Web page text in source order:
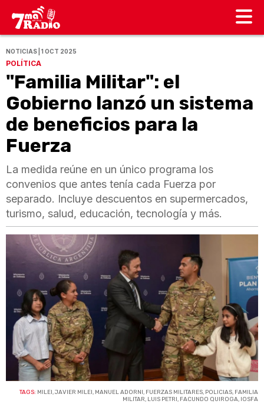
NOTICIAS | 1 OCT 2025
POLÍTICA
"Familia Militar": el
Gobierno lanzó un sistema
de beneficios para la
Fuerza
La medida reúne en un único programa los
convenios que antes tenía cada Fuerza por
separado. Incluye descuentos en supermercados,
turismo, salud, educación, tecnología y más.
TAGS: MILEI ,JAVIER MILEI , MANUEL ADORNI , FUERZAS MILITARES, POLICIAS, FAMILIA
MILITAR, LUIS PETRI , FACUNDO QUIROGA, IOSFA